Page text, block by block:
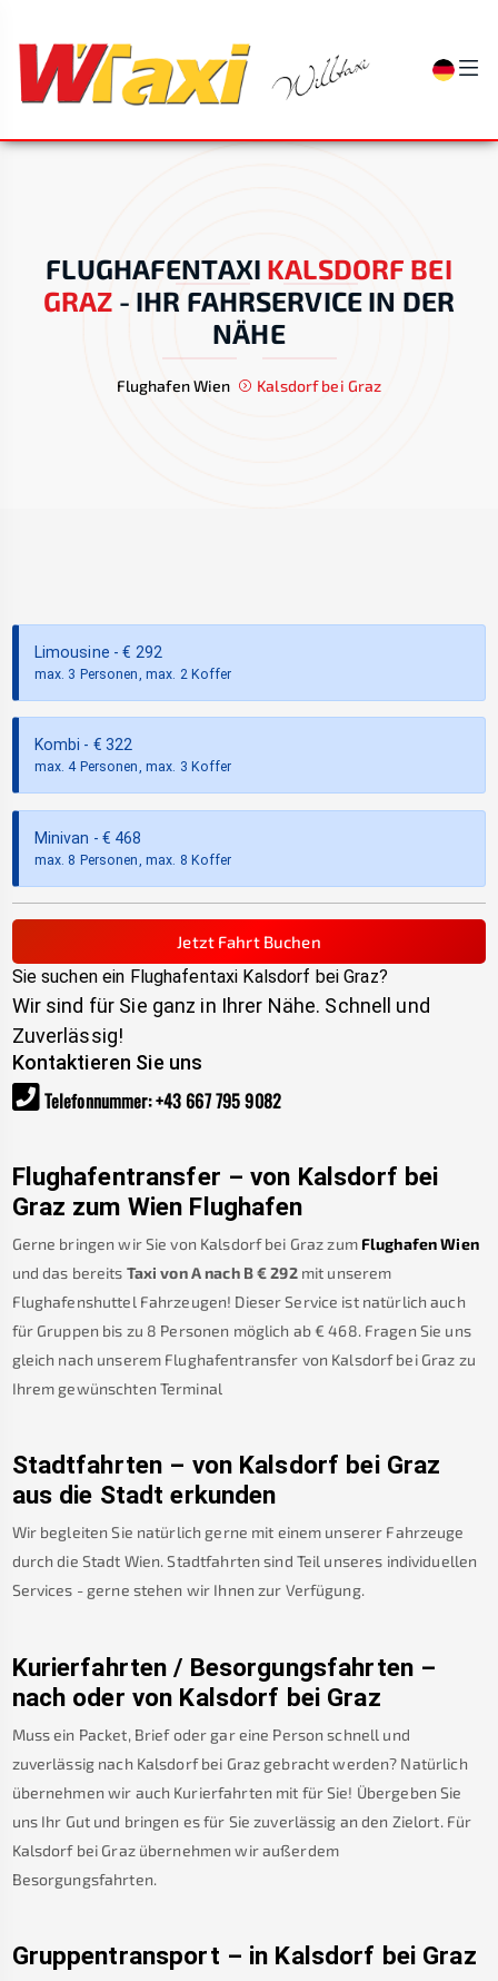
FLUGHAFENTAXI KALSDORF BEI
GRAZ - IHR FAHRSERVICE IN DER
NÄHE
Flughafen Wien Kalsdorf bei Graz
Limousine - € 292
max. 3 Personen, max. 2 Koffer
Kombi - € 322
max. 4 Personen, max. 3 Koffer
Minivan - € 468
max. 8 Personen, max. 8 Koffer
Jetzt Fahrt Buchen
Sie suchen ein Flughafentaxi Kalsdorf bei Graz?
Wir sind für Sie ganz in Ihrer Nähe. Schnell und
Zuverlässig!
Kontaktieren Sie uns
Telefonnummer:+43 667 795 9082
Flughafentransfer – von Kalsdorf bei
Graz zum Wien Flughafen
Gerne bringen wir Sie von Kalsdorf bei Grazzum Flughafen Wien
und das bereits Taxi von A nach B€292 mit unserem
Flughafenshuttel Fahrzeugen! Dieser Service ist natürlich auch
für Gruppen bis zu 8 Personen möglich ab € 468. Fragen Sie uns
gleich nach unserem Flughafentransfer von Kalsdorf bei Graz zu
Ihrem gewünschten Terminal
Stadtfahrten – von Kalsdorf bei Graz
aus die Stadt erkunden
Wir begleiten Sie natürlich gerne mit einem unserer Fahrzeuge
durch die Stadt Wien. Stadtfahrten sind Teil unseres individuellen
Services - gerne stehen wir Ihnen zur Verfügung.
Kurierfahrten / Besorgungsfahrten –
nach oder von Kalsdorf bei Graz
Muss ein Packet, Brief oder gar eine Person schnell und
zuverlässig nach Kalsdorf bei Graz gebracht werden? Natürlich
übernehmen wir auch Kurierfahrten mit für Sie! Übergeben Sie
uns Ihr Gut und bringen es für Sie zuverlässig an den Zielort. Für
Kalsdorf bei Graz übernehmen wir außerdem
Besorgungsfahrten.
Gruppentransport – in Kalsdorf bei Graz